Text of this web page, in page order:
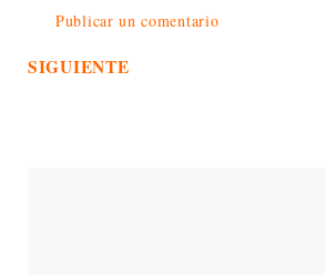
Publicar un comentario
SIGUIENTE